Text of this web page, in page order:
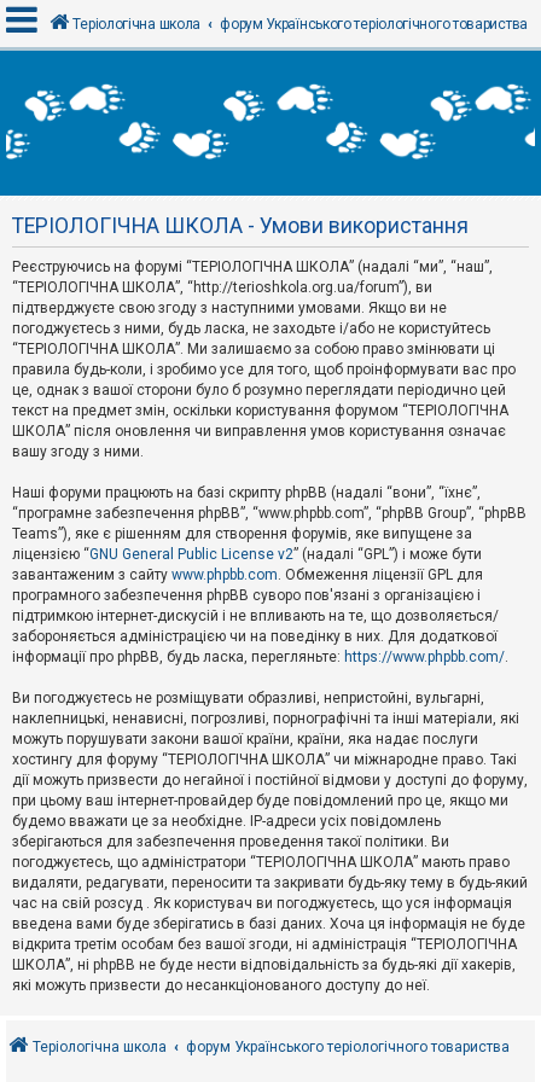
х
і
Р
є
с
т
р
а
ц
я
Т
м
и
б
е
з
в
і
д
п
о
в
д
й
А
к
т
и
в
н
т
е
м
и
о
Теріологічна школа форум Українського теріологічного товариства
ТЕРІОЛОГІЧНА ШКОЛА - Умови використання
Реєструючись на форумі “ТЕРІОЛОГІЧНА ШКОЛА” (надалі “ми”, “наш”,
“ТЕРІОЛОГІЧНА ШКОЛА”, “http://terioshkola.org.ua/forum”), ви
підтверджуєте свою згоду з наступними умовами. Якщо ви не
погоджуєтесь з ними, будь ласка, не заходьте і/або не користуйтесь
“ТЕРІОЛОГІЧНА ШКОЛА”. Ми залишаємо за собою право змінювати ці
правила будь-коли, і зробимо усе для того, щоб проінформувати вас про
це, однак з вашої сторони було б розумно переглядати періодично цей
текст на предмет змін, оскільки користування форумом “ТЕРІОЛОГІЧНА
ШКОЛА” після оновлення чи виправлення умов користування означає
вашу згоду з ними.
Наші форуми працюють на базі скрипту phpBB (надалі “вони”, “їхнє”,
“програмне забезпечення phpBB”, “www.phpbb.com”, “phpBB Group”, “phpBB
Teams”), яке є рішенням для створення форумів, яке випущене за
ліцензією “GNU General Public License v2” (надалі “GPL”) і може бути
завантаженим з сайту www.phpbb.com. Обмеження ліцензії GPL для
програмного забезпечення phpBB суворо пов'язані з організацією і
підтримкою інтернет-дискусій і не впливають на те, що дозволяється/
забороняється адміністрацією чи на поведінку в них. Для додаткової
інформації про phpBB, будь ласка, перегляньте: https://www.phpbb.com/.
Ви погоджуєтесь не розміщувати образливі, непристойні, вульгарні,
наклепницькі, ненависні, погрозливі, порнографічні та інші матеріали, які
можуть порушувати закони вашої країни, країни, яка надає послуги
хостингу для форуму “ТЕРІОЛОГІЧНА ШКОЛА” чи міжнародне право. Такі
дії можуть призвести до негайної і постійної відмови у доступі до форуму,
при цьому ваш інтернет-провайдер буде повідомлений про це, якщо ми
будемо вважати це за необхідне. IP-адреси усіх повідомлень
зберігаються для забезпечення проведення такої політики. Ви
погоджуєтесь, що адміністратори “ТЕРІОЛОГІЧНА ШКОЛА” мають право
видаляти, редагувати, переносити та закривати будь-яку тему в будь-який
час на свій розсуд . Як користувач ви погоджуєтесь, що уся інформація
введена вами буде зберігатись в базі даних. Хоча ця інформація не буде
відкрита третім особам без вашої згоди, ні адміністрація “ТЕРІОЛОГІЧНА
ШКОЛА”, ні phpBB не буде нести відповідальність за будь-які дії хакерів,
які можуть призвести до несанкціонованого доступу до неї.
Теріологічна школа форум Українського теріологічного товариства